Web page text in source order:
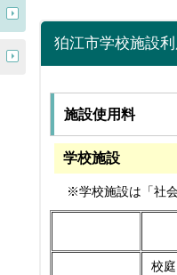
狛江市学校施設
施設使用料
学校施設
※学校施設は「社
校庭